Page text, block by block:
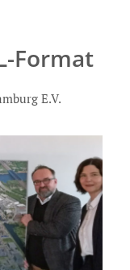
Format
E.V.